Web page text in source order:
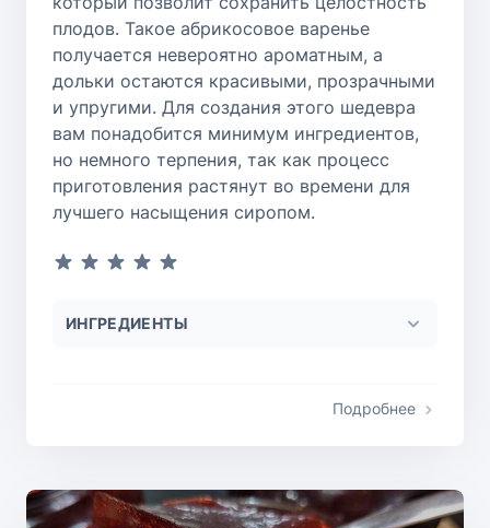
плодов. Такое абрикосовое варенье
получается невероятно ароматным, а
дольки остаются красивыми, прозрачными
и упругими. Для создания этого шедевра
вам понадобится минимум ингредиентов,
но немного терпения, так как процесс
приготовления растянут во времени для
лучшего насыщения сиропом.
ИНГРЕДИЕНТЫ
Подробнее